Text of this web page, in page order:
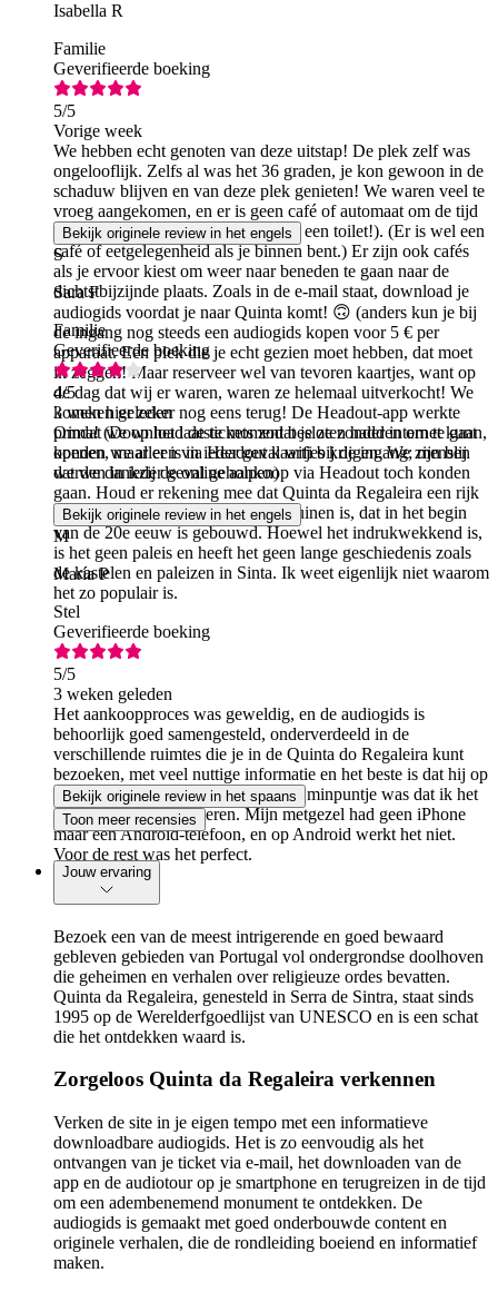
Isabella R
Familie
Geverifieerde boeking
5/5
Vorige week
We hebben echt genoten van deze uitstap! De plek zelf was
ongelooflijk. Zelfs al was het 36 graden, je kon gewoon in de
schaduw blijven en van deze plek genieten! We waren veel te
vroeg aangekomen, en er is geen café of automaat om de tijd
te doden terwijl je wacht (maar wel een toilet!). (Er is wel een
café of eetgelegenheid als je binnen bent.) Er zijn ook cafés
als je ervoor kiest om weer naar beneden te gaan naar de
dichtstbijzijnde plaats. Zoals in de e-mail staat, download je
audiogids voordat je naar Quinta komt! 🙃 (anders kun je bij
de ingang nog steeds een audiogids kopen voor 5 € per
apparaat. Een plek die je echt gezien moet hebben, dat moet
ik zeggen! Maar reserveer wel van tevoren kaartjes, want op
de dag dat wij er waren, waren ze helemaal uitverkocht! We
komen hier zeker nog eens terug! De Headout-app werkte
prima! (Download de tickets zodat je ze zonder internet kunt
openen, maar er is in ieder geval wifi bij de ingang; mensen
werden in ieder geval geholpen)
Bekijk originele review in het engels
S
Sara F
Familie
Geverifieerde boeking
4/5
3 weken geleden
Omdat we op het laatste moment besloten hadden om te gaan,
konden we alleen via Headout kaartjes krijgen. We zijn blij
dat we dankzij de online aankoop via Headout toch konden
gaan. Houd er rekening mee dat Quinta da Regaleira een rijk
versierd landhuis met uitgestrekte tuinen is, dat in het begin
van de 20e eeuw is gebouwd. Hoewel het indrukwekkend is,
is het geen paleis en heeft het geen lange geschiedenis zoals
de kastelen en paleizen in Sinta. Ik weet eigenlijk niet waarom
het zo populair is.
Bekijk originele review in het engels
M
María P
Stel
Geverifieerde boeking
5/5
3 weken geleden
Het aankoopproces was geweldig, en de audiogids is
behoorlijk goed samengesteld, onderverdeeld in de
verschillende ruimtes die je in de Quinta do Regaleira kunt
bezoeken, met veel nuttige informatie en het beste is dat hij op
de mobiel beschikbaar is. Het enige minpuntje was dat ik het
zelf alleen kon beluisteren. Mijn metgezel had geen iPhone
maar een Android-telefoon, en op Android werkt het niet.
Voor de rest was het perfect.
Bekijk originele review in het spaans
Toon meer recensies
Jouw ervaring
Bezoek een van de meest intrigerende en goed bewaard
gebleven gebieden van Portugal vol ondergrondse doolhoven
die geheimen en verhalen over religieuze ordes bevatten.
Quinta da Regaleira, genesteld in Serra de Sintra, staat sinds
1995 op de Werelderfgoedlijst van UNESCO en is een schat
die het ontdekken waard is.
Zorgeloos Quinta da Regaleira verkennen
Verken de site in je eigen tempo met een informatieve
downloadbare audiogids. Het is zo eenvoudig als het
ontvangen van je ticket via e-mail, het downloaden van de
app en de audiotour op je smartphone en terugreizen in de tijd
om een adembenemend monument te ontdekken. De
audiogids is gemaakt met goed onderbouwde content en
originele verhalen, die de rondleiding boeiend en informatief
maken.